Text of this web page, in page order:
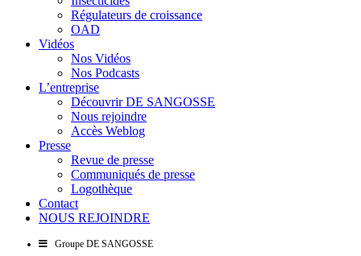
Régulateurs de croissance
OAD
Vidéos
Nos Vidéos
Nos Podcasts
L’entreprise
Découvrir DE SANGOSSE
Nous rejoindre
Accès Weblog
Presse
Revue de presse
Communiqués de presse
Logothèque
Contact
NOUS REJOINDRE
Groupe DE SANGOSSE